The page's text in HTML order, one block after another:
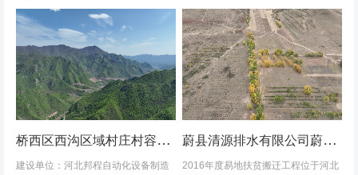
桥西区西沟区域村庄村容村貌改造提升及基础设施建设项目堆料场土地复垦验收资料
建设单位：河北邦程自动化设备制造
蔚县清源排水有限公司蔚县2016年度易地扶贫搬迁工程水土保持方案
2016年度易地扶贫搬迁工程位于河北